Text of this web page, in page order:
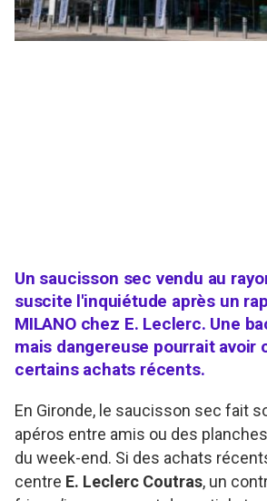
Un saucisson sec vendu au
suscite l'inquiétude après un
MILANO chez E. Leclerc. Une
mais dangereuse pourrait avoir
certains achats récents.
En Gironde, le saucisson sec fait
apéros entre amis ou des
du week-end. Si des achats
centre E. Leclerc Coutras, un